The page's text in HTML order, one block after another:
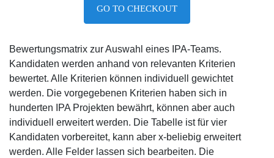
GO TO CHECKOUT
Bewertungsmatrix zur Auswahl eines IPA-Teams.
Kandidaten werden anhand von relevanten Kriterien
bewertet. Alle Kriterien können individuell gewichtet
werden. Die vorgegebenen Kriterien haben sich in
hunderten IPA Projekten bewährt, können aber auch
individuell erweitert werden. Die Tabelle ist für vier
Kandidaten vorbereitet, kann aber x-beliebig erweitert
werden. Alle Felder lassen sich bearbeiten. Die